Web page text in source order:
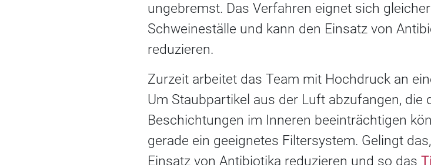
ungebremst. Das Verfahren eignet sich
Schweineställe und kann den Einsatz von
reduzieren.
Zurzeit arbeitet das Team mit Hochdruck an
Um Staubpartikel aus der Luft abzufangen, die
Beschichtungen im Inneren beeinträchtigen
gerade ein geeignetes Filtersystem. Gelingt
Einsatz von Antibiotika reduzieren und so das